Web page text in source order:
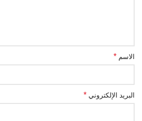
الاسم *
البريد الإلكتروني *